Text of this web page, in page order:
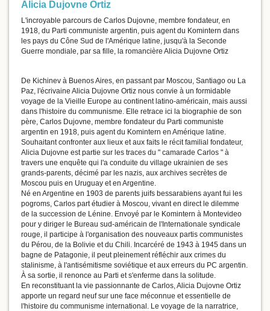
Alicia Dujovne Ortiz
L'incroyable parcours de Carlos Dujovne, membre fondateur, en
1918, du Parti communiste argentin, puis agent du Komintern dans
les pays du Cône Sud de l'Amérique latine, jusqu'à la Seconde
Guerre mondiale, par sa fille, la romancière Alicia Dujovne Ortiz
De Kichinev à Buenos Aires, en passant par Moscou, Santiago ou La
Paz, l'écrivaine Alicia Dujovne Ortiz nous convie à un formidable
voyage de la Vieille Europe au continent latino-américain, mais aussi
dans l'histoire du communisme. Elle retrace ici la biographie de son
père, Carlos Dujovne, membre fondateur du Parti communiste
argentin en 1918, puis agent du Komintern en Amérique latine.
Souhaitant confronter aux lieux et aux faits le récit familial fondateur,
Alicia Dujovne est partie sur les traces du " camarade Carlos " à
travers une enquête qui l'a conduite du village ukrainien de ses
grands-parents, décimé par les nazis, aux archives secrètes de
Moscou puis en Uruguay et en Argentine.
Né en Argentine en 1903 de parents juifs bessarabiens ayant fui les
pogroms, Carlos part étudier à Moscou, vivant en direct le dilemme
de la succession de Lénine. Envoyé par le Komintern à Montevideo
pour y diriger le Bureau sud-américain de l'Internationale syndicale
rouge, il participe à l'organisation des nouveaux partis communistes
du Pérou, de la Bolivie et du Chili. Incarcéré de 1943 à 1945 dans un
bagne de Patagonie, il peut pleinement réfléchir aux crimes du
stalinisme, à l'antisémitisme soviétique et aux erreurs du PC argentin.
À sa sortie, il renonce au Parti et s'enferme dans la solitude.
En reconstituant la vie passionnante de Carlos, Alicia Dujovne Ortiz
apporte un regard neuf sur une face méconnue et essentielle de
l'histoire du communisme international. Le voyage de la narratrice,